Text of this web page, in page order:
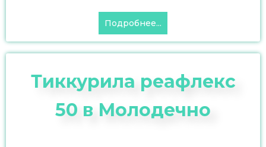
Подробнее...
Тиккурила реафлекс
50 в Молодечно